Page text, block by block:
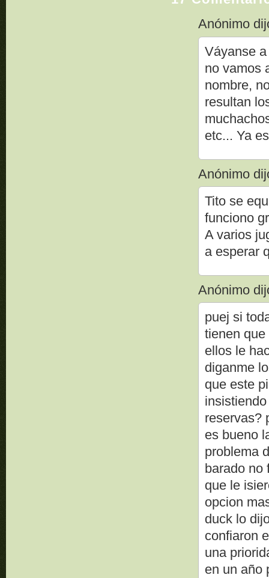
Anónimo
Váyanse
no vamos
nombre,
resultan
etc... Ya
Anónimo
Tito se
funciono
A varios
a esperar
Anónimo
puej si
tienen
ellos le
diganme
que este
reservas?
es bueno
problema
barado no
que le
opcion
duck lo
confiaron
una
en un año